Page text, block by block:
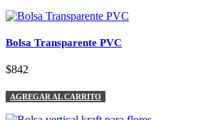
Bolsa Transparente PVC
$842
AGREGAR AL CARRITO